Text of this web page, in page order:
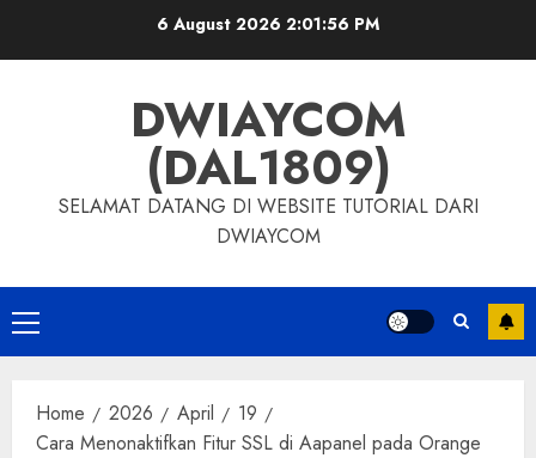
6 August 20262:01:57 PM
DWIAYCOM
(DAL1809)
SELAMAT DATANG DI WEBSITE TUTORIAL DARI
DWIAYCOM
Home 2026 April
19
Cara Menonaktifkan Fitur SSL di Aapanel pada Orange